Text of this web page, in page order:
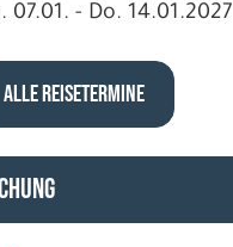
07.01. - Do. 14.01.2027
ALLE REISETERMINE